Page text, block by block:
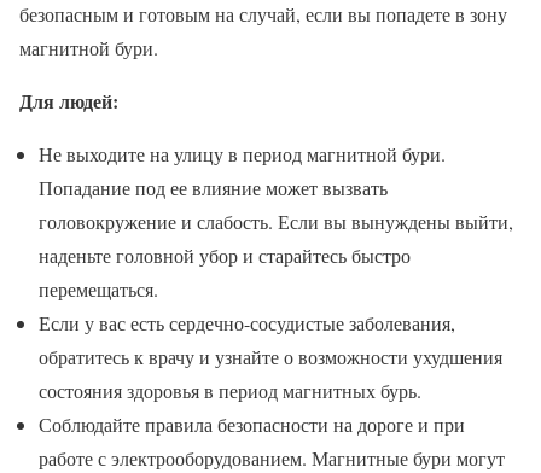
безопасным и готовым на случай, если вы попадете в зону
магнитной бури.
Для людей:
Не выходите на улицу в период магнитной бури.
Попадание под ее влияние может вызвать
головокружение и слабость. Если вы вынуждены выйти,
наденьте головной убор и старайтесь быстро
перемещаться.
Если у вас есть сердечно-сосудистые заболевания,
обратитесь к врачу и узнайте о возможности ухудшения
состояния здоровья в период магнитных бурь.
Соблюдайте правила безопасности на дороге и при
работе с электрооборудованием. Магнитные бури могут